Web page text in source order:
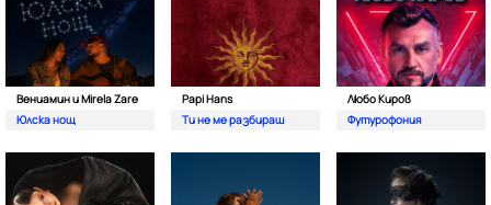
Вениамин и Mirela Zare
Юлска нощ
Papi Hans
Ти не ме разбираш
Любо Киров
Футурофония